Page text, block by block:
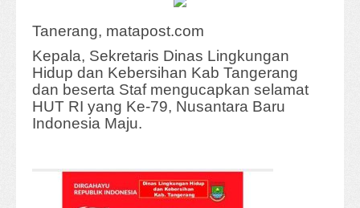
Tanerang, matapost.com
Kepala, Sekretaris Dinas Lingkungan
Hidup dan Kebersihan Kab Tangerang
dan beserta Staf mengucapkan selamat
HUT RI yang Ke-79, Nusantara Baru
Indonesia Maju.